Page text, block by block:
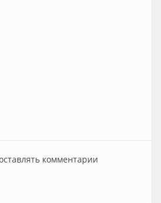
комментарии